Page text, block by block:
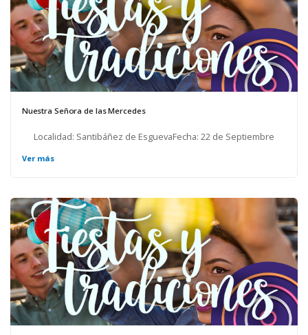
Nuestra Señora de las Mercedes
Localidad: Santibáñez de EsguevaFecha: 22 de Septiembre
Ver más